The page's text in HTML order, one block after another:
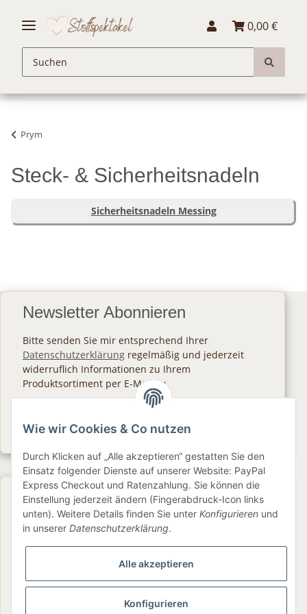
0,00 €
Prym
Steck- & Sicherheitsnadeln
Sicherheitsnadeln Messing
Newsletter Abonnieren
Bitte senden Sie mir entsprechend Ihrer
Datenschutzerklärung regelmäßig und jederzeit
widerruflich Informationen zu Ihrem
Produktsortiment per E-Mail zu.
Newsletter Abonnieren
Gesetzliche Informationen
Informationen
Wie wir Cookies & Co nutzen
Durch Klicken auf „Alle akzeptieren“ gestatten Sie den
Einsatz folgender Dienste auf unserer Website: PayPal
Express Checkout und Ratenzahlung. Sie können die
Einstellung jederzeit ändern (Fingerabdruck-Icon links
unten). Weitere Details finden Sie unter Konfigurieren und
in unserer Datenschutzerklärung.
Alle akzeptieren
Konfigurieren